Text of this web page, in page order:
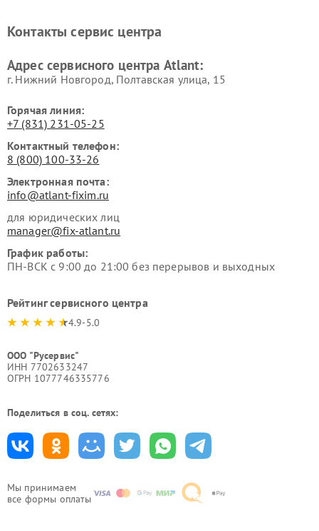
Мы принимаем
все формы оплаты
Контакты сервис центра
Адрес сервисного центра Atlant:
г. Нижний Новгород, Полтавская улица, 15
Горячая линия:
+7 (831) 231-05-25
Контактный телефон:
8 (800) 100-33-26
Электронная почта:
info@atlant-fixim.ru
для юридических лиц
manager@fix-atlant.ru
График работы:
ПН-ВСК с 9:00 до 21:00 без перерывов и выходных
Рейтинг сервисного центра
4.9-5.0
ООО "Русервис"
ИНН 7702633247
ОГРН 1077746335776
Поделиться в соц. сетях: